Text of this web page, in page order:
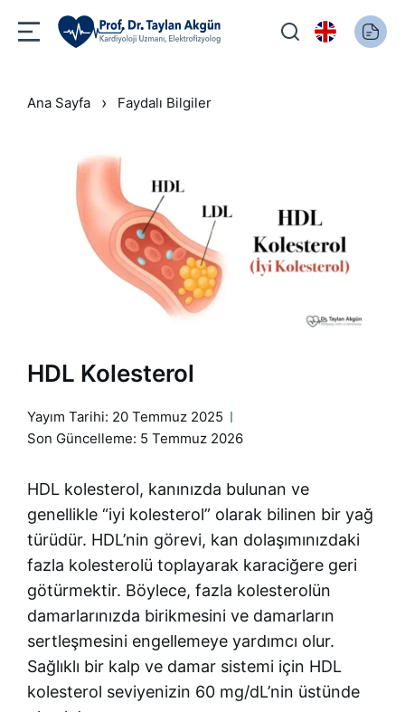
Ana Sayfa › Faydalı Bilgiler
HDL Kolesterol
Yayım Tarihi: 20 Temmuz 2025
Son Güncelleme: 5 Temmuz 2026
HDL kolesterol, kanınızda bulunan ve
genellikle “iyi kolesterol” olarak bilinen bir yağ
türüdür. HDL’nin görevi, kan dolaşımınızdaki
fazla kolesterolü toplayarak karaciğere geri
götürmektir. Böylece, fazla kolesterolün
damarlarınızda birikmesini ve damarların
sertleşmesini engellemeye yardımcı olur.
Sağlıklı bir kalp ve damar sistemi için HDL
kolesterol seviyenizin 60 mg/dL’nin üstünde